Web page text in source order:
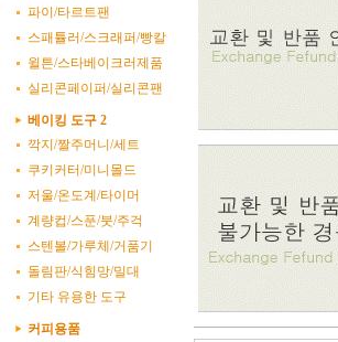
파이/타르트팬
스패튤러/스크래퍼/빵칼
윌튼/스타베이크러제품
실리콘페이퍼/실리콘팬
베이킹 도구 2
깍지/짤주머니/세트
쿠키커터/미니몰드
저울/온도계/타이머
계량컵/스푼/붓/주걱
스텐볼/가루체/거품기
돌림판/식힘망/밀대
기타 유용한 도구
커피용품